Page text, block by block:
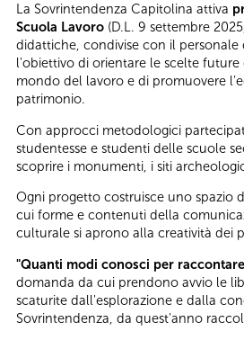
La Sovrintendenza Capitolina attiva
Scuola Lavoro (D.L. 9 settembre
didattiche, condivise con il
l'obiettivo di orientare le scelte future
mondo del lavoro e di promuovere
patrimonio.
Con approcci metodologici
studentesse e studenti delle scuole
scoprire i monumenti, i siti
Ogni progetto costruisce uno spazio
cui forme e contenuti della
culturale si aprono alla creatività dei
"Quanti modi conosci per
domanda da cui prendono avvio le
scaturite dall'esplorazione e dalla
Sovrintendenza, da quest'anno